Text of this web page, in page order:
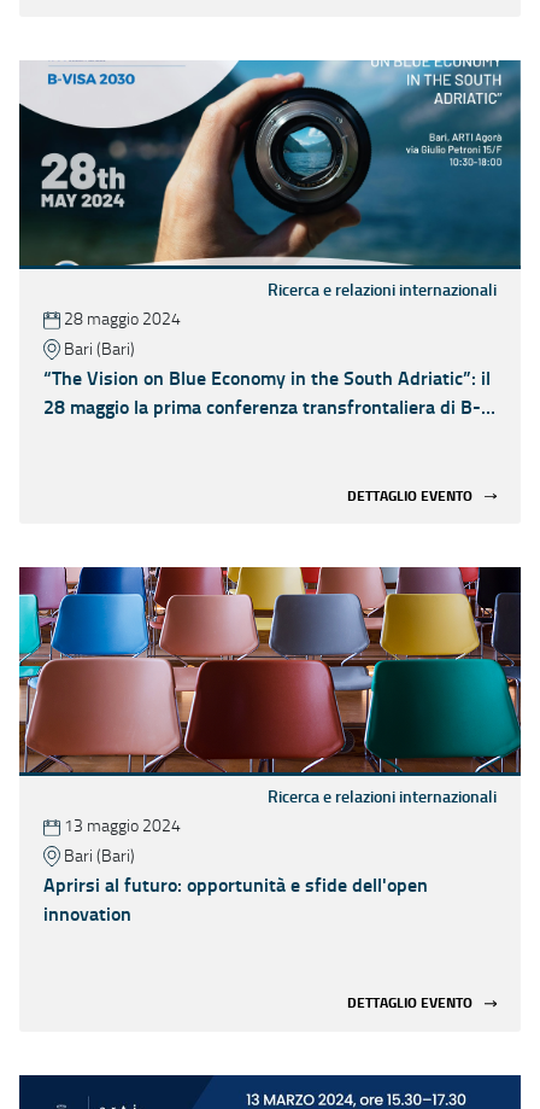
Ricerca e relazioni internazionali
28 maggio 2024
Bari (Bari)
“The Vision on Blue Economy in the South Adriatic”: il
28 maggio la prima conferenza transfrontaliera di B-
DETTAGLIO EVENTO
Ricerca e relazioni internazionali
13 maggio 2024
Bari (Bari)
Aprirsi al futuro: opportunità e sfide dell'open
innovation
DETTAGLIO EVENTO